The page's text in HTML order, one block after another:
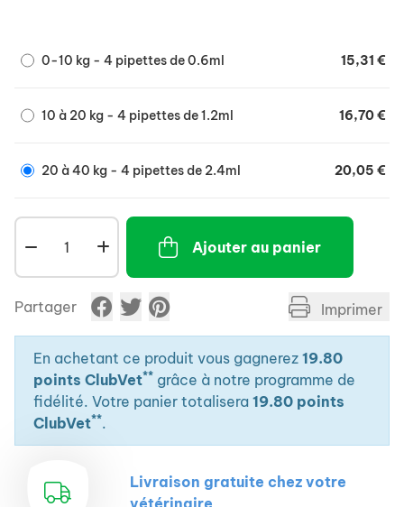
Malassezia (infections de la peau par des bactéries).
- Alternative naturelle pour espacer les shampooings
0-10 kg - 4 pipettes de 0.6ml 15,31 €
10 à 20 kg - 4 pipettes de 1.2ml 16,70 €
20 à 40 kg - 4 pipettes de 2.4ml 20,05 €
Ajouter au panier
Partager Imprimer
En achetant ce produit vous gagnerez 19.80
points ClubVet** grâce à notre programme de
fidélité. Votre panier totalisera 19.80 points
ClubVet**.
Livraison gratuite chez votre
vétérinaire